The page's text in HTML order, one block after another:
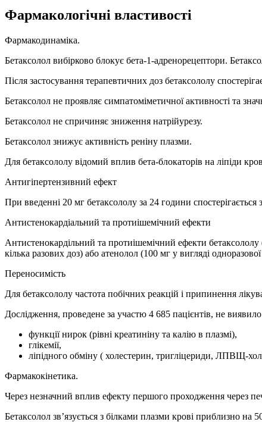
Фармакологічні властивості
Фармакодинаміка.
Бетаксолол вибірково блокує бета-1-адренорецептори.
Після застосування терапевтичних доз бетаксололу
Бетаксолол не проявляє симпатоміметичної активності та
Бетаксолол не спричиняє зниження натрійурезу.
Бетаксолол знижує активність реніну плазми.
Для бетаксололу відомий вплив бета-блокаторів на ліпіди
Антигіпертензивний ефект
При введенні 20 мг бетаксололу за 24 години
Антистенокардіальний та протиішемічний ефекти
Антистенокардільний та протиішемічний ефекти
кілька разових доз) або атенолол (100 мг у вигляді
Переносимість
Для бетаксололу частота побічних реакцій і припинення
Дослідження, проведене за участю 4 685 пацієнтів, не
функції нирок (рівні креатиніну та калію в плазмі),
глікемії,
ліпідного обміну ( холестерин, тригліцериди, ЛПВЩ-
Фармакокінетика.
Через незначний вплив ефекту першого проходження через
Бетаксолол зв’язується з білками плазми крові приблизно